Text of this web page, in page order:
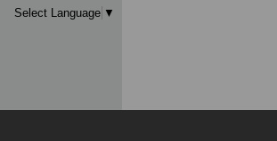
Select Language ▼